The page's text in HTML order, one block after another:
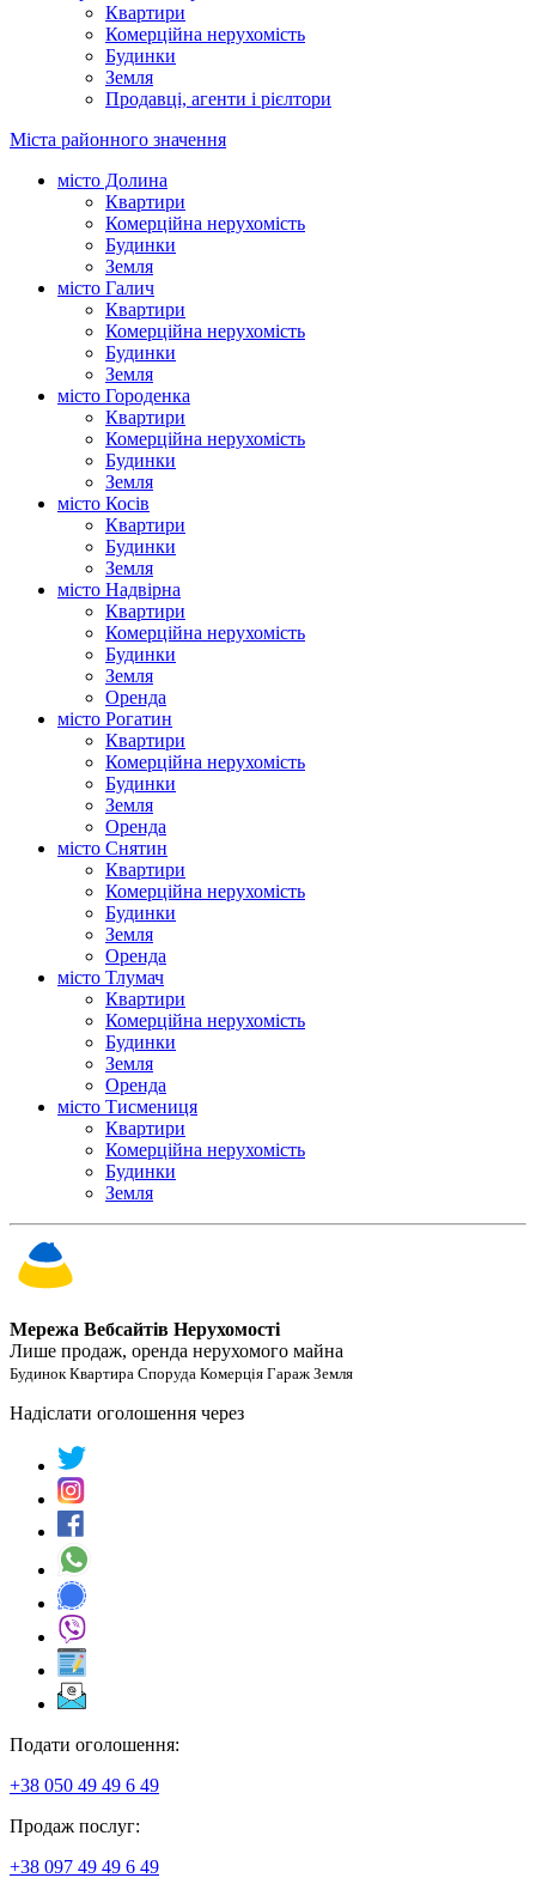
Квартири
Комерційна нерухомість
Будинки
Земля
Продавці, агенти і рієлтори
Міста районного значення
місто Долина
Квартири
Комерційна нерухомість
Будинки
Земля
місто Галич
Квартири
Комерційна нерухомість
Будинки
Земля
місто Городенка
Квартири
Комерційна нерухомість
Будинки
Земля
місто Косів
Квартири
Будинки
Земля
місто Надвірна
Квартири
Комерційна нерухомість
Будинки
Земля
Оренда
місто Рогатин
Квартири
Комерційна нерухомість
Будинки
Земля
Оренда
місто Снятин
Квартири
Комерційна нерухомість
Будинки
Земля
Оренда
місто Тлумач
Квартири
Комерційна нерухомість
Будинки
Земля
Оренда
місто Тисмениця
Квартири
Комерційна нерухомість
Будинки
Земля
Мережа Вебсайтів Нерухомості
Лише продаж, оренда нерухомого майна
Будинок Квартира Споруда Комерція Гараж Земля
Надіслати оголошення через
Подати оголошення:
+38 050 49 49 6 49
Продаж послуг:
+38 097 49 49 6 49